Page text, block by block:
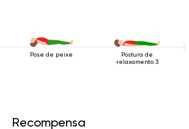
Pose de peixe
Postura de
relaxamento 3
Recompensa